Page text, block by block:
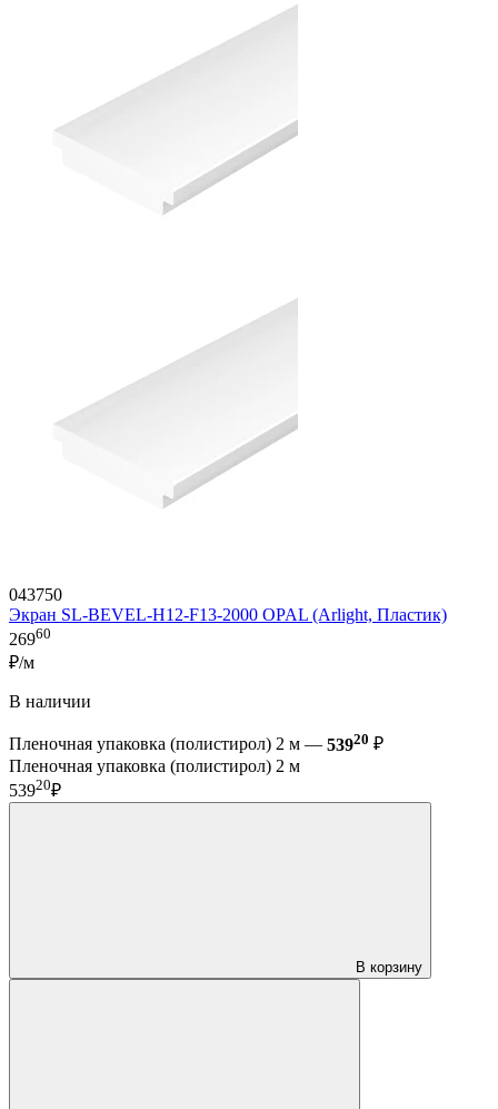
043750
Экран SL-BEVEL-H12-F13-2000 OPAL (Arlight, Пластик)
26960
₽/м
В наличии
Пленочная упаковка (полистирол) 2 м — 53920 ₽
Пленочная упаковка (полистирол) 2 м
53920₽
В корзину